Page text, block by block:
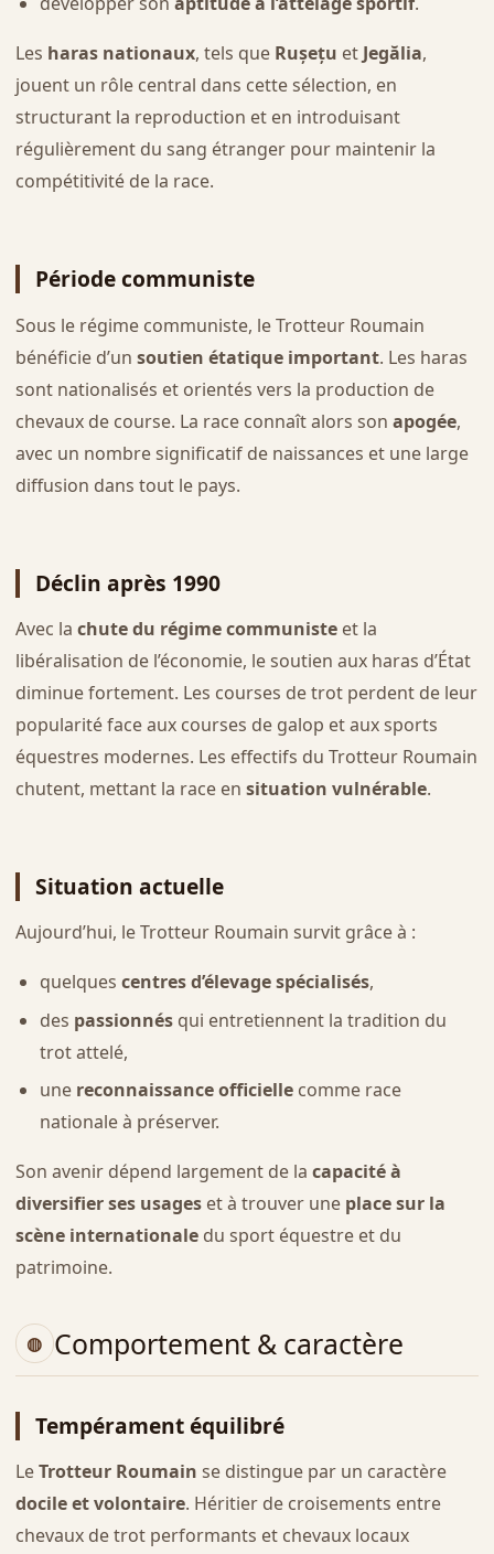
Les haras nationaux, tels que Rușețu et Jegălia,
jouent un rôle central dans cette sélection, en
structurant la reproduction et en introduisant
régulièrement du sang étranger pour maintenir la
compétitivité de la race.
Période communiste
Sous le régime communiste, le Trotteur Roumain
bénéficie d’un soutien étatique important. Les haras
sont nationalisés et orientés vers la production de
chevaux de course. La race connaît alors son apogée,
avec un nombre significatif de naissances et une large
diffusion dans tout le pays.
Déclin après 1990
Avec la chute du régime communisteet la
libéralisation de l’économie, le soutien aux haras d’État
diminue fortement. Les courses de trot perdent de leur
popularité face aux courses de galop et aux sports
équestres modernes. Les effectifs du Trotteur Roumain
chutent, mettant la race en situation vulnérable.
Situation actuelle
Aujourd’hui, le Trotteur Roumain survit grâce à :
quelques centres d’élevage spécialisés,
des passionnésqui entretiennent la tradition du
trot attelé,
une reconnaissance officiellecomme race
nationale à préserver.
Son avenir dépend largement de la capacité à
diversifier ses usageset à trouver une place sur la
scène internationaledu sport équestre et du
patrimoine.
Comportement & caractère
Tempérament équilibré
LeTrotteur Roumain se distingue par un caractère
docile et volontaire. Héritier de croisements entre
chevaux de trot performants et chevaux locaux